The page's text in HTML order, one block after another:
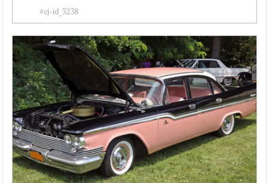
#cj-id_3238